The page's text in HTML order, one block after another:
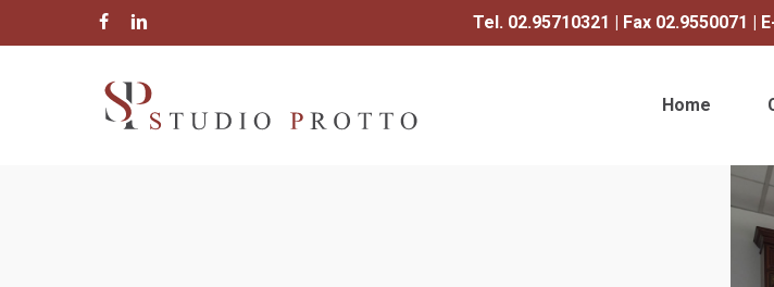
to
facebooklinkedin Tel. 02.95710321 | Fax 02.9550071
Home